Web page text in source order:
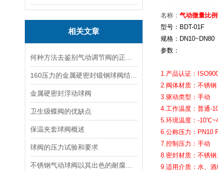
相关文章
金属硬密封浮动球阀
卫生级蝶阀的优缺点
保温夹套球阀概述
球阀的压力试验和要求
名称： 气动微量比
型号：BDT-01F
规格：DN10~DN80
参数：
1.产品认证：
2.阀体材质：不锈
3.驱动类型：手动
4.工作温度：普通-
5.环境温度：-
6.公称压力：PN10
7.控制压力：手动
8.密封材质：不锈
9.适用介质：水、